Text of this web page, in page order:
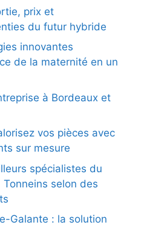
prix et
du futur hybride
innovantes
de la maternité en un
à Bordeaux et
vos pièces avec
sur mesure
spécialistes du
selon des
Galante : la solution